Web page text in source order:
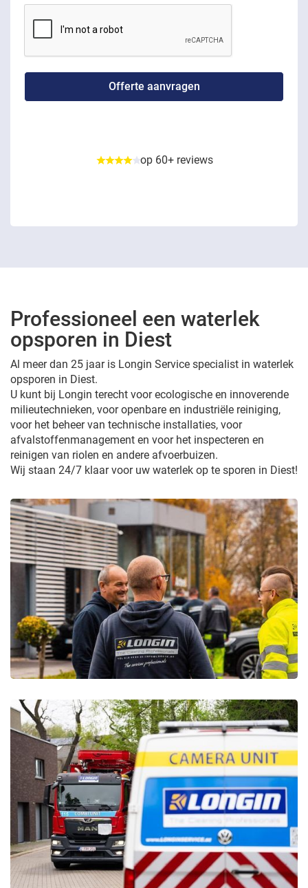
op 60+ reviews
Professioneel een waterlek
opsporen in Diest
Al meer dan 25 jaar is Longin Service specialist in waterlek
opsporen in Diest.
U kunt bij Longin terecht voor ecologische en innoverende
milieutechnieken, voor openbare en industriële reiniging,
voor het beheer van technische installaties, voor
afvalstoffenmanagement en voor het inspecteren en
reinigen van riolen en andere afvoerbuizen.
Wij staan 24/7 klaar voor uw waterlek op te sporen in Diest!